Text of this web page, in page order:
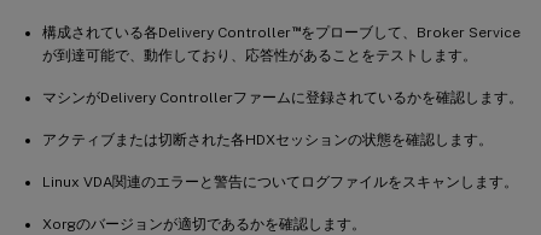
構成されている各Delivery Controller™をプローブして、Broker Service
が到達可能で、動作しており、応答性があることをテストします。
マシンがDelivery Controllerファームに登録されているかを確認します。
アクティブまたは切断された各HDXセッションの状態を確認します。
Linux VDA関連のエラーと警告についてログファイルをスキャンします。
Xorgのバージョンが適切であるかを確認します。